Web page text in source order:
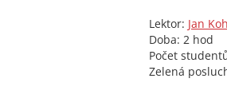
Lektor: Jan
Doba: 2 hod
Počet
Zelená